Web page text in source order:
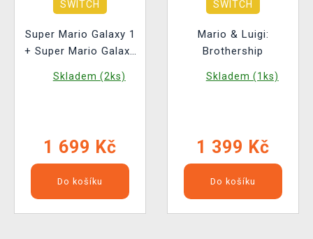
SWITCH
Super Mario Galaxy 1
+ Super Mario Galaxy
Skladem (2ks)
1 699 Kč
Do košíku
SWITCH
Mario & Luigi:
Brothership
Skladem (1ks)
1 399 Kč
Do košíku